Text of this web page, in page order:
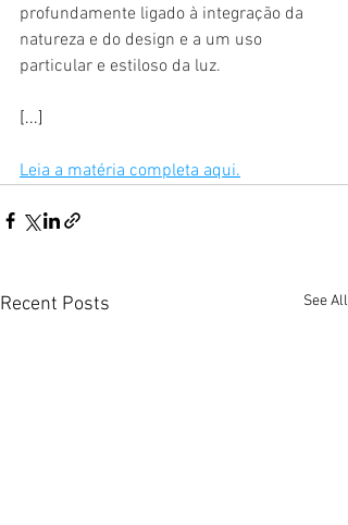
profundamente ligado à integração da
natureza e do design e a um uso
particular e estiloso da luz.
[...]
Leia a matéria completa aqui.
Recent Posts See All